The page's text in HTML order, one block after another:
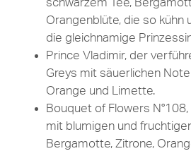
schwarzem Tee,
Orangenblüte, die so kühn
die gleichnamige
Prince Vladimir, der
Greys mit säuerlichen
Orange und Limette.
Bouquet of Flowers
mit blumigen und
Bergamotte, Zitrone,